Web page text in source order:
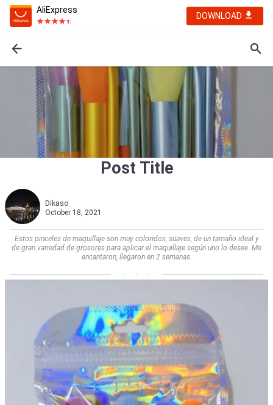
AliExpress
DOWNLOAD
Post Title
Dikaso
October 18, 2021
Estos pinceles de maquillaje son muy coloridos, suaves, de un tamaño ideal y
de gran variedad de grosores para aplicar el maquillaje según uno lo desee. Me
encantaron, llegaron en 2 semanas.